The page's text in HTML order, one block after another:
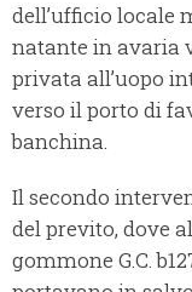
dell’ufficio locale
natante in avaria
privata all’uopo
verso il porto di
banchina.
Il secondo
del previto, dove
gommone G.C.